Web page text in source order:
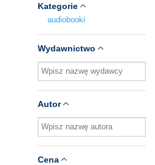
Kategorie
audiobooki
Wydawnictwo
Autor
Cena